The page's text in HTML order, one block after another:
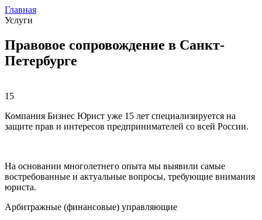
Главная
Услуги
Правовое сопровождение в Санкт-
Петербурге
15
Компания Бизнес Юрист уже 15 лет специализируется на
защите прав и интересов предпринимателей со всей России.
На основании многолетнего опыта мы выявили самые
востребованные и актуальные вопросы, требующие внимания
юриста.
Арбитражные (финансовые) управляющие